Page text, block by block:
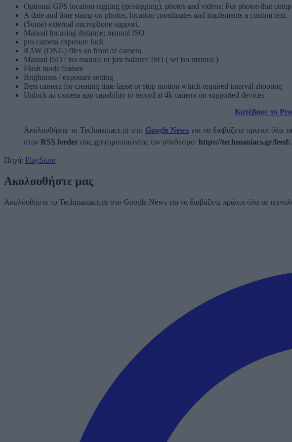
Optional GPS location tagging (geotagging), photos and videos; For photos that
A date and time stamp on photos, location coordinates and implements a custom text.
(Some) external microphone support.
Manual focusing distance; manual ISO
pro camera exposure lock
RAW (DNG) files on front az camera
Manual ISO / iso manual or just balance ISO ( set iso manual )
Flash mode feature
Brightness / exposure setting
Best camera for creating time lapse or stop motion which required interval shooting
Unlock az camera app capability to record at 4k camera on supported devices
Κατέβασε το
Ακολουθήστε το Techmaniacs.gr στο Google News για να διαβάζετε πρώτοι όλα
στον RSS feeder σας χρησιμοποιώντας τον σύνδεσμο: https://techmaniacs.gr/feed/.
Πηγή: PlayStore
Ακολουθήστε μας
Ακολουθήστε το Techmaniacs.gr στο Google News για να διαβάζετε πρώτοι όλα τα